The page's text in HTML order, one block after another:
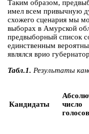
Таким образом,
имел всем привычную
схожего сценария мы
выборах в Амурской
предвыборный список
единственным
являлся врио
Табл.1. Результаты
Кандидаты
число
голосов